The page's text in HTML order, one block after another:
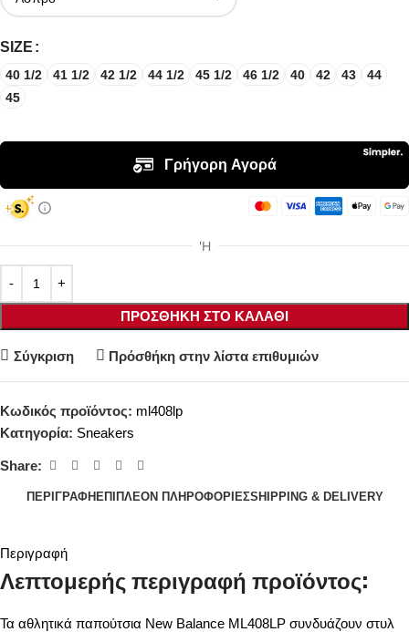
SIZE
40 1/2 41 1/2 42 1/2 44 1/2 45 1/2 46 1/2 40 42 43
44
45
ΠΡΟΣΘΉΚΗ ΣΤΟ ΚΑΛΆΘΙ
Σύγκριση Πρόσθήκη στην λίστα επιθυμιών
Κωδικός προϊόντος: ml408lp
Κατηγορία: Sneakers
Share:
ΠΕΡΙΓΡΑΦΉ ΕΠΙΠΛΈΟΝ ΠΛΗΡΟΦΟΡΊΕΣSHIPPING & DELIVERY
Περιγραφή
Λεπτομερής περιγραφή προϊόντος:
Τα αθλητικά παπούτσια New Balance ML408LP συνδυάζουν στυλ